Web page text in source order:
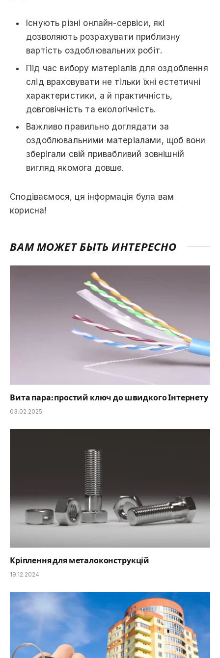
Існують різні онлайн-сервіси, які
дозволяють розрахувати приблизну
вартість оздоблювальних робіт.
Під час вибору матеріалів для оздоблення
слід враховувати не тільки їхні естетичні
характеристики, а й практичність,
довговічність та екологічність.
Важливо правильно доглядати за
оздоблювальними матеріалами, щоб вони
зберігали свій привабливий зовнішній
вигляд якомога довше.
Сподіваємося, ця інформація була вам
корисна!
ВАМ МОЖЕТ БЫТЬ ИНТЕРЕСНО
Вита пара: простий ключ до швидкого Інтернету
03.02.2025
Кріплення для металоконструкцій
19.12.2024